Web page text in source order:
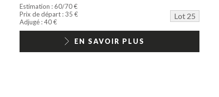
Estimation : 60/70 €
Prix de départ : 35 €
Lot 25
Adjugé : 40 €
EN SAVOIR PLUS